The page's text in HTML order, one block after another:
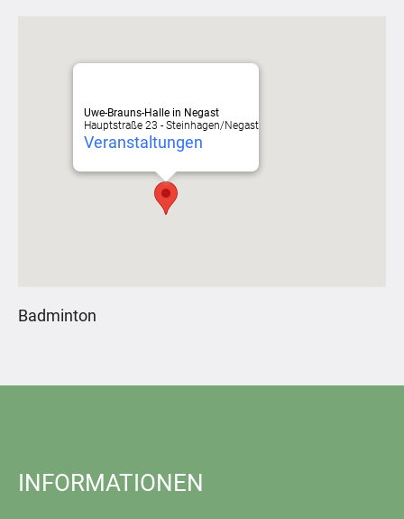
Uwe-Brauns-Halle in Negast
Hauptstraße 23 - Steinhagen/Negast
Veranstaltungen
Badminton
INFORMATIONEN